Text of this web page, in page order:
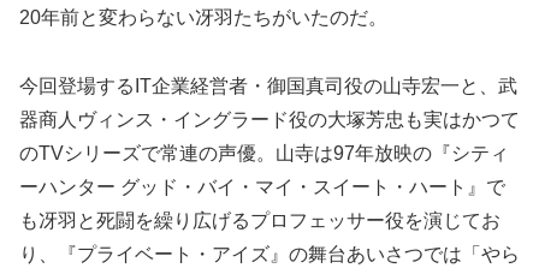
20年前と変わらない冴羽たちがいたのだ。
今回登場するIT企業経営者・御国真司役の山寺宏一と、武
器商人ヴィンス・イングラード役の大塚芳忠も実はかつて
のTVシリーズで常連の声優。山寺は97年放映の『シティ
ーハンター グッド・バイ・マイ・スイート・ハート』で
も冴羽と死闘を繰り広げるプロフェッサー役を演じてお
り、『プライベート・アイズ』の舞台あいさつでは「やら